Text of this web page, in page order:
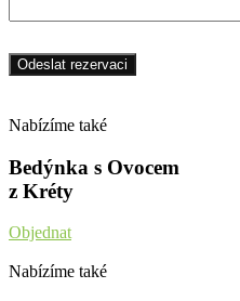
Nabízíme také
Bedýnka s Ovocem
z Kréty
Objednat
Nabízíme také